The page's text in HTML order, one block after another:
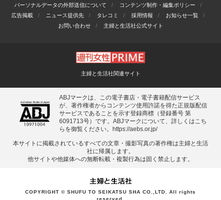
パーソナルデータの外部送信について
コンテンツ制作・編集ポリシー
広告掲載
ニュース提供先 タレコミ 採用情報
お知らせ一覧
お問い合わせ
主婦と生活社公式サイト
主婦と生活社関連サイト
ABJマークは、この電子書店・電子書籍配信サービス
が、著作権者からコンテンツ使用許諾を得た正規版配信
サービスであることを示す登録商標（登録番号 第
6091713号）です。ABJマークについて、詳しくはこち
らを御覧ください。
https://aebs.or.jp/
本サイトに掲載されているすべての⽂章・撮影写真の著作権は主婦と⽣活
社に帰属します。
他サイトや他媒体への無断転載・複製⾏為は固く禁⽌します。
COPYRIGHT © SHUFU TO SEIKATSU SHA CO.,LTD. All rights
reserved.